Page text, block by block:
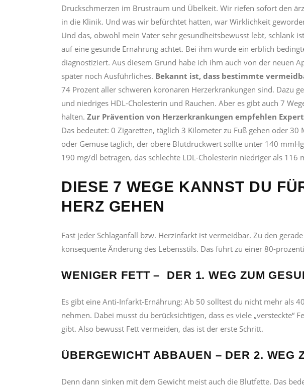
Druckschmerzen im Brustraum und Übelkeit. Wir riefen sofort den
in die Klinik. Und was wir befürchtet hatten, war Wirklichkeit
Und das, obwohl mein Vater sehr gesundheitsbewusst lebt, schlank
auf eine gesunde Ernährung achtet. Bei ihm wurde ein erblich
diagnostiziert. Aus diesem Grund habe ich ihm auch von der neuen
später noch Ausführliches. Bekannt ist, dass bestimmte
74 Prozent aller schweren koronaren Herzerkrankungen sind. Dazu
und niedriges HDL-Cholesterin und Rauchen. Aber es gibt auch 7
halten. Zur Prävention von Herzerkrankungen empfehlen
Das bedeutet: 0 Zigaretten, täglich 3 Kilometer zu Fuß gehen oder
oder Gemüse täglich, der obere Blutdruckwert sollte unter 140
190 mg/dl betragen, das schlechte LDL-Cholesterin niedriger als
DIESE 7 WEGE KANNST DU
HERZ GEHEN
Fast jeder Schlaganfall bzw. Herzinfarkt ist vermeidbar. Zu den
konsequente Änderung des Lebensstils. Das führt zu einer 80-
WENIGER FETT – DER 1. WEG ZUM
Es gibt eine Anti-Infarkt-Ernährung: Ab 50 solltest du nicht mehr als
nehmen. Dabei musst du berücksichtigen, dass es viele „versteckte“
gibt. Also bewusst Fett vermeiden, das ist der erste Schritt.
ÜBERGEWICHT ABBAUEN – DER 2. WEG
Denn dann sinken mit dem Gewicht meist auch die Blutfette. Das